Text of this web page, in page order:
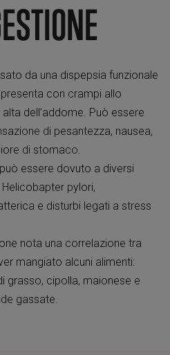
da una dispepsia funzionale
con crampi allo
dell’addome. Può essere
di pesantezza, nausea,
di stomaco.
essere dovuto a diversi
pylori,
e disturbi legati a stress
nota una correlazione tra
mangiato alcuni alimenti:
grasso, cipolla, maionese e
gassate.